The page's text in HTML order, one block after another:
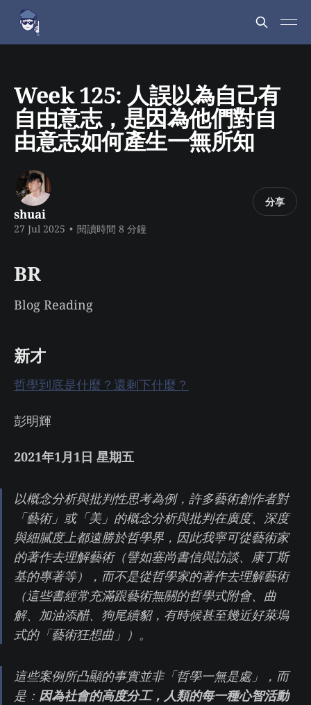
Week 125: 人誤以為自己有
自由意志，是因為他們對自
由意志如何產生一無所知
shuai
27 Jul 2025 • 閱讀時間 8 分鐘
分享
BR
Blog Reading
新才
哲學到底是什麼？還剩下什麼？
彭明輝
2021年1月1日 星期五
以概念分析與批判性思考為例，許多藝術創作者對
「藝術」或「美」的概念分析與批判在廣度、深度
與細膩度上都遠勝於哲學界，因此我寧可從藝術家
的著作去理解藝術（譬如塞尚書信與訪談、康丁斯
基的專著等），而不是從哲學家的著作去理解藝術
（這些書經常充滿跟藝術無關的哲學式附會、曲
解、加油添醋、狗尾續貂，有時候甚至幾近好萊塢
式的「藝術狂想曲」）。
這些案例所凸顯的事實並非「哲學一無是處」，而
是： 因為社會的高度分工，人類的每一種心智活動